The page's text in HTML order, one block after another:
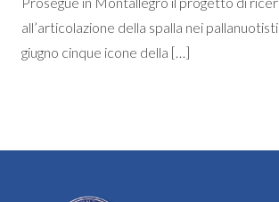
all’articolazione della spalla nei
giugno cinque icone della […]